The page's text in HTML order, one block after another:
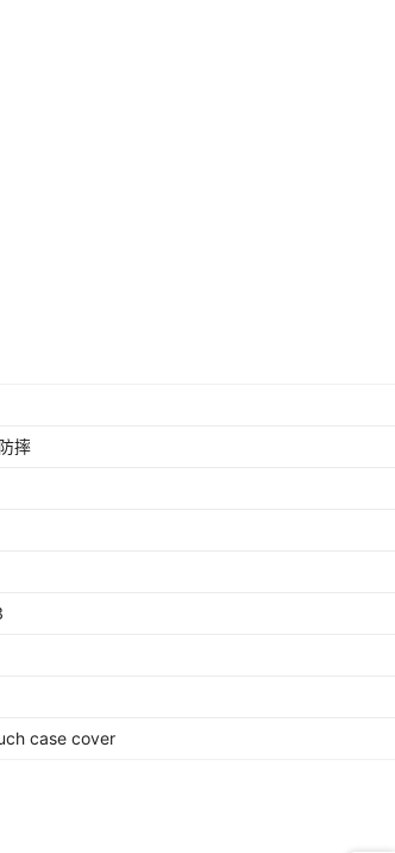
摔
case cover